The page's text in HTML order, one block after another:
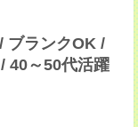
ブランクOK /
40～50代活躍